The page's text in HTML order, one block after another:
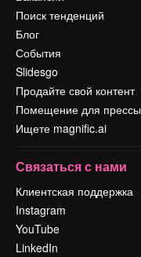
Поиск тенденций
Блог
События
Slidesgo
Продайте свой контент
Помещение для прессы
Ищете magnific.ai
Связаться с нами
Клиентская поддержка
Instagram
YouTube
LinkedIn